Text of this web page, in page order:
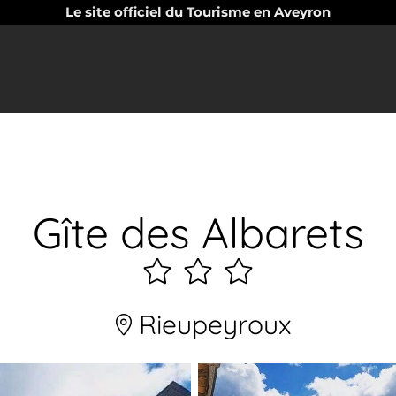
Le site officiel du Tourisme en Aveyron
Gîte des Albarets
3
étoiles
Rieupeyroux